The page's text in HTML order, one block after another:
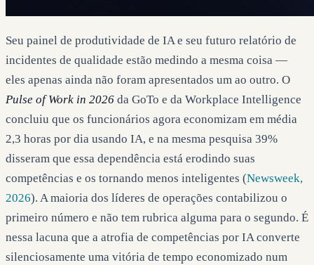
Seu painel de produtividade de IA e seu futuro relatório de
incidentes de qualidade estão medindo a mesma coisa —
eles apenas ainda não foram apresentados um ao outro. O
Pulse of Work in 2026 da GoTo e da Workplace Intelligence
concluiu que os funcionários agora economizam em média
2,3 horas por dia usando IA, e na mesma pesquisa 39%
disseram que essa dependência está erodindo suas
competências e os tornando menos inteligentes (Newsweek,
2026). A maioria dos líderes de operações contabilizou o
primeiro número e não tem rubrica alguma para o segundo. É
nessa lacuna que a atrofia de competências por IA converte
silenciosamente uma vitória de tempo economizado num